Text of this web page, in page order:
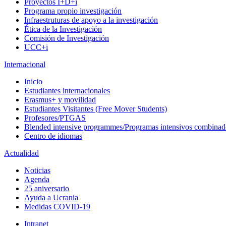
Proyectos I+D+i
Programa propio investigación
Infraestruturas de apoyo a la investigación
Ética de la Investigación
Comisión de Investigación
UCC+i
Internacional
Inicio
Estudiantes internacionales
Erasmus+ y movilidad
Estudiantes Visitantes (Free Mover Students)
Profesores/PTGAS
Blended intensive programmes/Programas intensivos
Centro de idiomas
Actualidad
Noticias
Agenda
25 aniversario
Ayuda a Ucrania
Medidas COVID-19
Intranet